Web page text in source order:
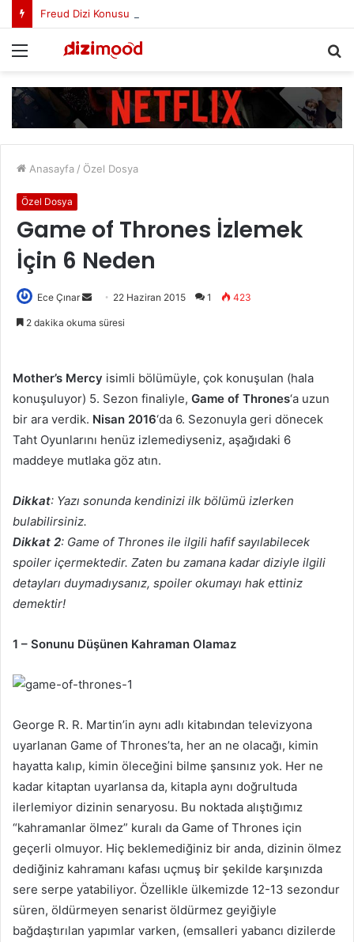
Freud Dizi Konusu Nedir?
Anasayfa / Özel Dosya
Özel Dosya
Game of Thrones İzlemek
İçin 6 Neden
Ece Çınar
-
p
a
ö
d
e
r
k
22 Haziran 2015 1 423
2 dakika okuma süresi
Mother’s Mercy isimli bölümüyle, çok konuşulan (hala
konuşuluyor) 5. Sezon finaliyle, Game of Thrones‘a uzun
bir ara verdik. Nisan 2016‘da 6. Sezonuyla geri dönecek
Taht Oyunlarını henüz izlemediyseniz, aşağıdaki 6
maddeye mutlaka göz atın.
Dikkat: Yazı sonunda kendinizi ilk bölümü izlerken
bulabilirsiniz.
Dikkat 2: Game of Thrones ile ilgili hafif sayılabilecek
spoiler içermektedir. Zaten bu zamana kadar diziyle ilgili
detayları duymadıysanız, spoiler okumayı hak ettiniz
demektir!
1 – Sonunu Düşünen Kahraman Olamaz
George R. R. Martin’in aynı adlı kitabından televizyona
uyarlanan Game of Thrones’ta, her an ne olacağı, kimin
hayatta kalıp, kimin öleceğini bilme şansınız yok. Her ne
kadar kitaptan uyarlansa da, kitapla aynı doğrultuda
ilerlemiyor dizinin senaryosu. Bu noktada alıştığımız
“kahramanlar ölmez” kuralı da Game of Thrones için
geçerli olmuyor. Hiç beklemediğiniz bir anda, dizinin ölmez
dediğiniz kahramanı kafası uçmuş bir şekilde karşınızda
sere serpe yatabiliyor. Özellikle ülkemizde 12-13 sezondur
süren, öldürmeyen senarist öldürmez geyiğiyle
bağdaştırılan yapımlar varken, (emsalleri yabancı dizilerde